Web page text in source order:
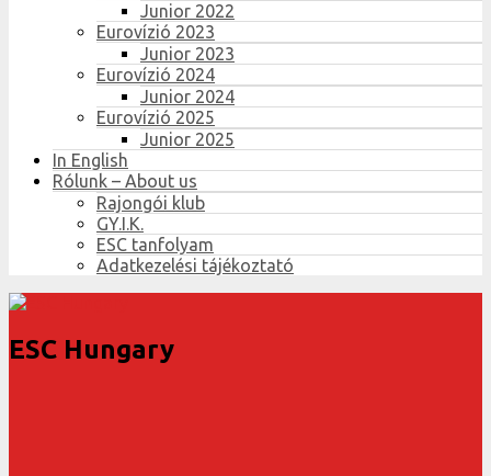
Junior 2022
Eurovízió 2023
Junior 2023
Eurovízió 2024
Junior 2024
Eurovízió 2025
Junior 2025
In English
Rólunk – About us
Rajongói klub
GY.I.K.
ESC tanfolyam
Adatkezelési tájékoztató
ESC Hungary